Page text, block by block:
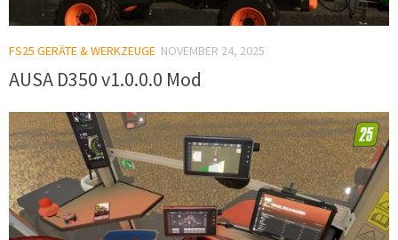
FS25 GERÄTE & WERKZEUGE NOVEMBER 24, 2025
AUSA D350 v1.0.0.0 Mod